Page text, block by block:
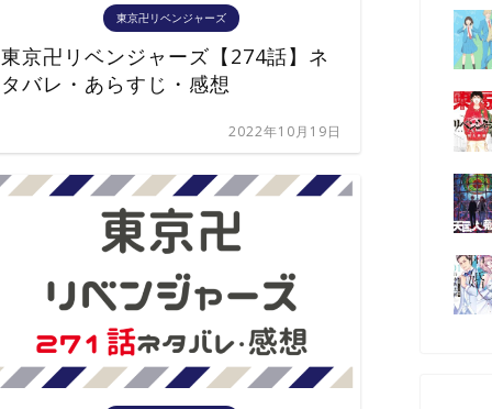
東京卍リベンジャーズ
東京卍リベンジャーズ【274話】ネ
タバレ・あらすじ・感想
2022年10月19日